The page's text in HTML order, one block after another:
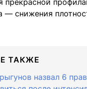
прекрасной
— снижения
ТАКЖЕ
назвал 6